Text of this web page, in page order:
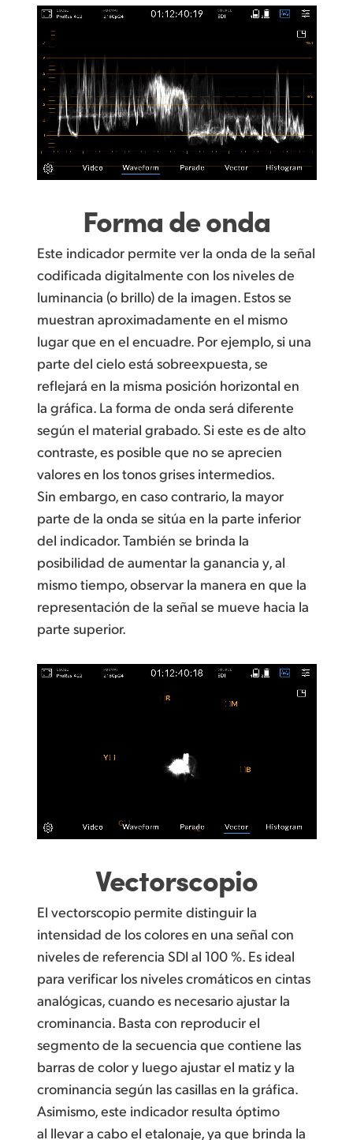
Turkey
UAE
Ukraine
United Kingdom
Forma de onda
Este indicador permite ver la onda de la señal
codificada digitalmente con los niveles de
luminancia (o brillo) de la imagen. Estos se
muestran aproximadamente en el mismo
lugar que en el encuadre. Por ejemplo, si una
parte del cielo está sobreexpuesta, se
reflejará en la misma posición horizontal en
la gráfica. La forma de onda será diferente
según el material grabado. Si este es de alto
contraste, es posible que no se aprecien
valores en los tonos grises intermedios.
Sin embargo, en caso contrario, la mayor
parte de la onda se sitúa en la parte inferior
del indicador. También se brinda la
posibilidad de aumentar la ganancia y, al
mismo tiempo, observar la manera en que la
representación de la señal se mueve hacia la
parte superior.
Vectorscopio
El vectorscopio permite distinguir la
intensidad de los colores en una señal con
niveles de referencia SDI al 100 %. Es ideal
para verificar los niveles cromáticos en cintas
analógicas, cuando es necesario ajustar la
crominancia. Basta con reproducir el
segmento de la secuencia que contiene las
barras de color y luego ajustar el matiz y la
crominancia según las casillas en la gráfica.
Asimismo, este indicador resulta óptimo
al llevar a cabo el etalonaje, ya que brinda la